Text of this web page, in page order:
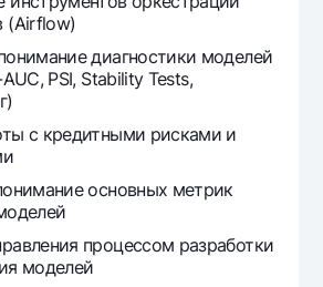
(Airflow)
диагностики моделей
PSI, Stability Tests,
с кредитными рисками и
основных метрик
процессом разработки
моделей